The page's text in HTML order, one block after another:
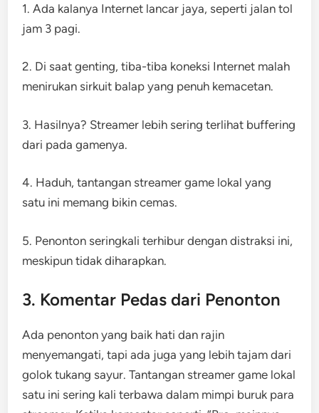
1. Ada kalanya Internet lancar jaya, seperti jalan tol
jam 3 pagi.
2. Di saat genting, tiba-tiba koneksi Internet malah
menirukan sirkuit balap yang penuh kemacetan.
3. Hasilnya? Streamer lebih sering terlihat buffering
dari pada gamenya.
4. Haduh, tantangan streamer game lokal yang
satu ini memang bikin cemas.
5. Penonton seringkali terhibur dengan distraksi ini,
meskipun tidak diharapkan.
3. Komentar Pedas dari Penonton
Ada penonton yang baik hati dan rajin
menyemangati, tapi ada juga yang lebih tajam dari
golok tukang sayur. Tantangan streamer game lokal
satu ini sering kali terbawa dalam mimpi buruk para